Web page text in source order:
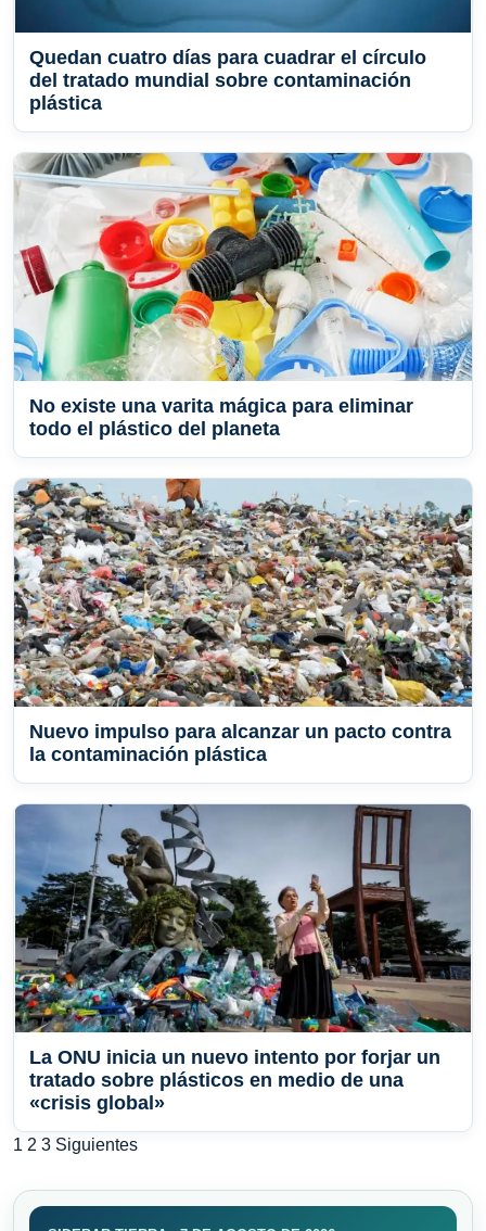
Quedan cuatro días para cuadrar el círculo
del tratado mundial sobre contaminación
plástica
No existe una varita mágica para eliminar
todo el plástico del planeta
Nuevo impulso para alcanzar un pacto contra
la contaminación plástica
La ONU inicia un nuevo intento por forjar un
tratado sobre plásticos en medio de una
«crisis global»
Paginación
de
entradas
1 2 3 Siguientes